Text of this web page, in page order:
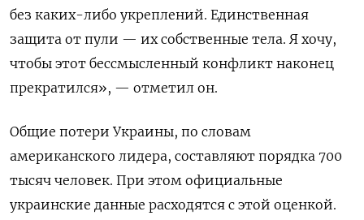
без каких-либо укреплений. Единственная
защита от пули — их собственные тела. Я хочу,
чтобы этот бессмысленный конфликт наконец
прекратился», — отметил он.
Общие потери Украины, по словам
американского лидера, составляют порядка 700
тысяч человек. При этом официальные
украинские данные расходятся с этой оценкой.